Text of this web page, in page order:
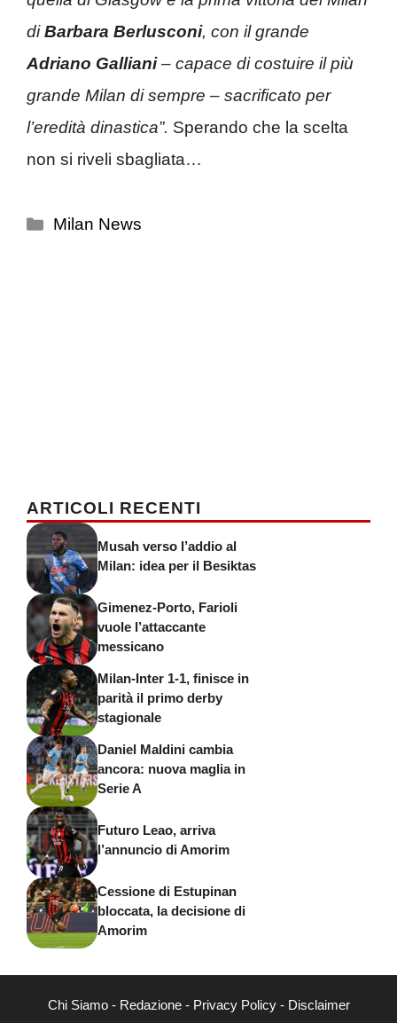
diBarbara Berlusconi, con il grande
Adriano Galliani– capace di costuire il più
grande Milan di sempre – sacrificato per
l’eredità dinastica”. Sperando che la scelta
non si riveli sbagliata…
Categorie
Milan News
ARTICOLI RECENTI
Musah verso l’addio al
Milan: idea per il Besiktas
Gimenez-Porto, Farioli
vuole l’attaccante
messicano
Milan-Inter 1-1, finisce in
parità il primo derby
stagionale
Daniel Maldini cambia
ancora: nuova maglia in
Serie A
Futuro Leao, arriva
l’annuncio di Amorim
Cessione di Estupinan
bloccata, la decisione di
Amorim
Chi Siamo- Redazione- Privacy Policy- Disclaimer